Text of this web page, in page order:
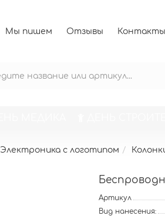
Мы пишем Отзывы Контакты
Электроника с логотипом
Артикул
Вид нанесения: